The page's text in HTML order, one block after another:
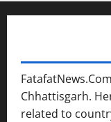
Chhattisgarh.
related to